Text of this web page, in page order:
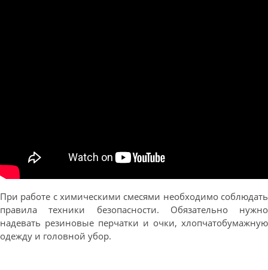
При работе с химическими смесями необходимо соблюдать
правила техники безопасности. Обязательно нужно
надевать резиновые перчатки и очки, хлопчатобумажную
одежду и головной убор.